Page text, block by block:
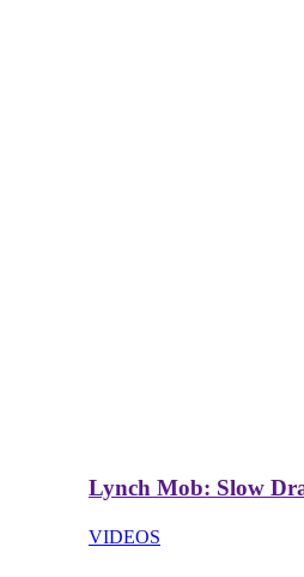
Lynch Mob: Slow
VIDEOS